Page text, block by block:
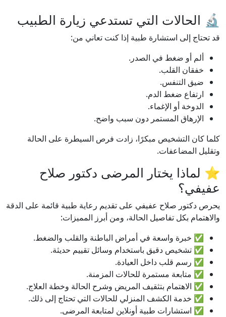
🔬 الحالات التي تستدعي زيارة الطبيب
قد تحتاج إلى استشارة طبية إذا كنت تعاني من:
ألم أو ضغط في الصدر.
خفقان القلب.
ضيق التنفس.
ارتفاع ضغط الدم.
الدوخة أو الإغماء.
الإرهاق المستمر دون سبب واضح.
كلما كان التشخيص مبكرًا، زادت فرص السيطرة على الحالة
وتقليل المضاعفات.
⭐ لماذا يختار المرضى دكتور صلاح
عفيفي؟
يحرص دكتور صلاح عفيفي على تقديم رعاية طبية قائمة على الدقة
والاهتمام بكل تفاصيل الحالة، ومن أبرز المميزات:
✅ خبرة واسعة في أمراض الباطنة والقلب والضغط.
✅ تشخيص دقيق باستخدام وسائل تقييم حديثة.
✅ رسم قلب داخل العيادة.
✅ متابعة مستمرة للحالات المزمنة.
✅ الاهتمام بتثقيف المريض وشرح الحالة وخطة العلاج.
✅ خدمة الكشف المنزلي للحالات التي تحتاج إلى ذلك.
✅ استشارات طبية أونلاين لمتابعة المرضى.